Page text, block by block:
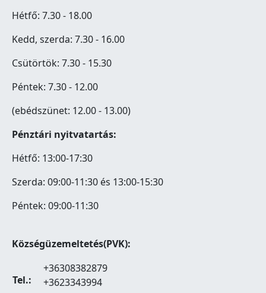
Hétfő: 7.30 - 18.00
Kedd, szerda: 7.30 - 16.00
Csütörtök: 7.30 - 15.30
Péntek: 7.30 - 12.00
(ebédszünet: 12.00 - 13.00)
Pénztári nyitvatartás:
Hétfő: 13:00-17:30
Szerda: 09:00-11:30 és 13:00-15:30
Péntek: 09:00-11:30
Községüzemeltetés(PVK):
Tel.:
+36308382879
+3623343994